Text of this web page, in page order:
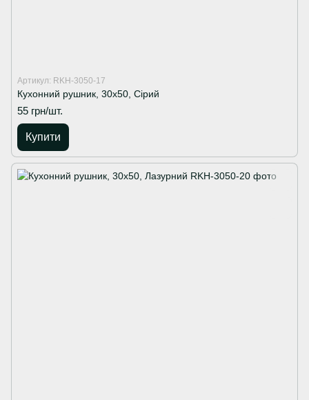
Артикул: RKH-3050-17
Кухонний рушник, 30х50, Сірий
55 грн/шт.
Купити